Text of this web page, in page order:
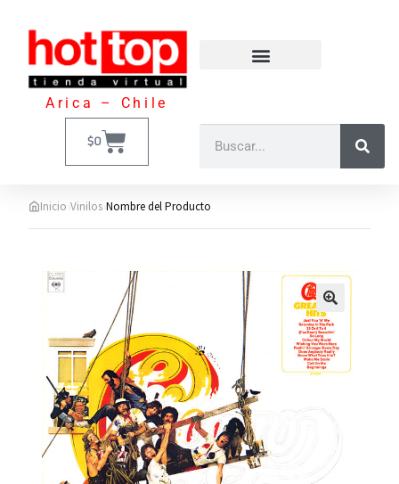
Arica – Chile
$0
Inicio›Vinilos›Nombre del Producto